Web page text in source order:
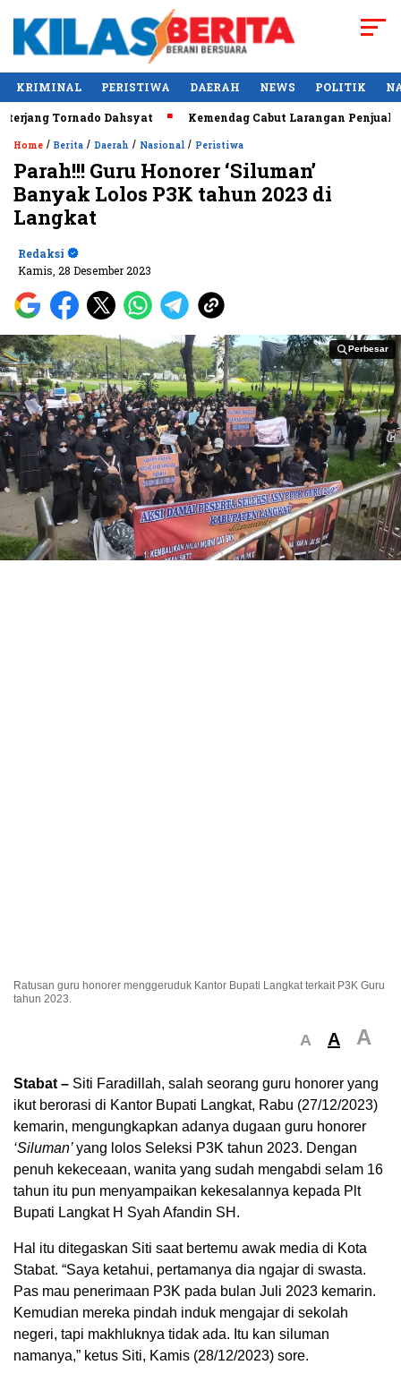
KRIMINAL PERISTIWA DAERAH NEWS POLITIK
Tornado Dahsyat Kemendag Cabut Larangan Penjualan
Home / Berita / Daerah / Nasional / Peristiwa
Parah!!! Guru Honorer ‘Siluman’
Banyak Lolos P3K tahun 2023 di
Langkat
Redaksi
Kamis, 28 Desember 2023
Perbesar
Perbesar
Ratusan guru honorer menggeruduk Kantor Bupati Langkat terkait P3K Guru
tahun 2023.
A A A
Stabat – Siti Faradillah, salah seorang guru honorer yang
ikut berorasi di Kantor Bupati Langkat, Rabu (27/12/2023)
kemarin, mengungkapkan adanya dugaan guru honorer
‘Siluman’yang lolos Seleksi P3K tahun 2023. Dengan
penuh kekeceaan, wanita yang sudah mengabdi selam 16
tahun itu pun menyampaikan kekesalannya kepada Plt
Bupati Langkat H Syah Afandin SH.
Hal itu ditegaskan Siti saat bertemu awak media di Kota
Stabat. “Saya ketahui, pertamanya dia ngajar di swasta.
Pas mau penerimaan P3K pada bulan Juli 2023 kemarin.
Kemudian mereka pindah induk mengajar di sekolah
negeri, tapi makhluknya tidak ada. Itu kan siluman
namanya,” ketus Siti, Kamis (28/12/2023) sore.